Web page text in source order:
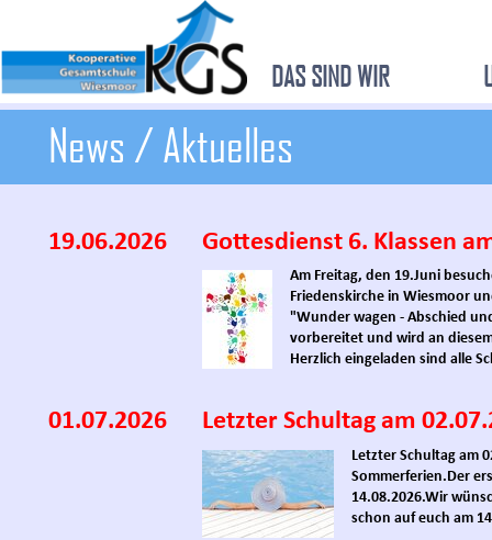
DAS SIND WIR
News / Aktuelles
19.06.2026 Gottesdienst 6. Klassen
Am Freitag, den 19.Juni
Friedenskirche in Wiesmoor
"Wunder wagen - Abschied
vorbereitet und wird an
Herzlich eingeladen sind alle
01.07.2026 Letzter Schultag am
Letzter Schultag am
Sommerferien.Der
14.08.2026.Wir
schon auf euch am